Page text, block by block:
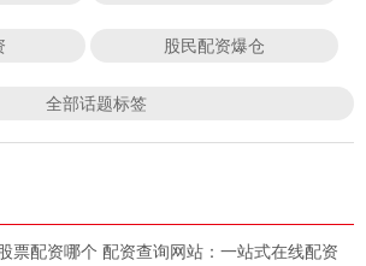
股民配资爆仓
全部话题标签
票配资哪个 配资查询网站：一站式在线配资